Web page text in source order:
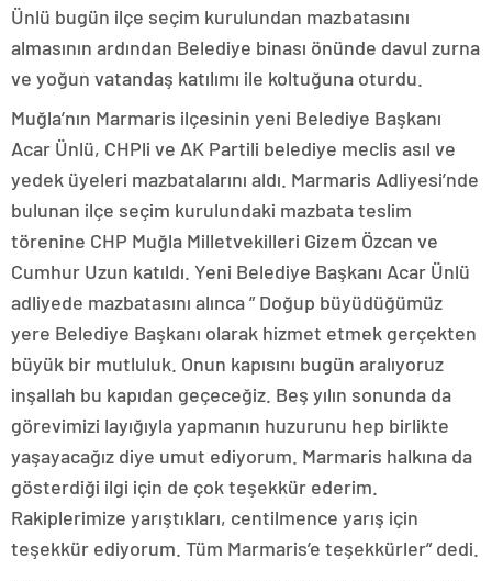
Ünlü bugün ilçe seçim kurulundan mazbatasını
almasının ardından Belediye binası önünde davul zurna
ve yoğun vatandaş katılımı ile koltuğuna oturdu.
Muğla’nın Marmaris ilçesinin yeni Belediye Başkanı
Acar Ünlü, CHPli ve AK Partili belediye meclis asıl ve
yedek üyeleri mazbatalarını aldı. Marmaris Adliyesi’nde
bulunan ilçe seçim kurulundaki mazbata teslim
törenine CHP Muğla Milletvekilleri Gizem Özcan ve
Cumhur Uzun katıldı. Yeni Belediye Başkanı Acar Ünlü
adliyede mazbatasını alınca ” Doğup büyüdüğümüz
yere Belediye Başkanı olarak hizmet etmek gerçekten
büyük bir mutluluk. Onun kapısını bugün aralıyoruz
inşallah bu kapıdan geçeceğiz. Beş yılın sonunda da
görevimizi layığıyla yapmanın huzurunu hep birlikte
yaşayacağız diye umut ediyorum. Marmaris halkına da
gösterdiği ilgi için de çok teşekkür ederim.
Rakiplerimize yarıştıkları, centilmence yarış için
teşekkür ediyorum. Tüm Marmaris’e teşekkürler” dedi.